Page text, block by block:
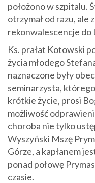
położono w szpitalu.
otrzymał od razu, ale
rekonwalescencje do
Ks. prałat Kotowski
życia młodego
naznaczone były
seminarzysta,
krótkie życie, prosi
możliwość
choroba nie tylko
Wyszyński Mszę
Górze, a kapłanem
ponad połowę
czasie.